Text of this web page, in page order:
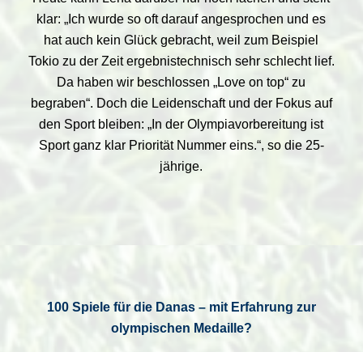
klar: „Ich wurde so oft darauf angesprochen und es
hat auch kein Glück gebracht, weil zum Beispiel
Tokio zu der Zeit ergebnistechnisch sehr schlecht lief.
Da haben wir beschlossen „Love on top“ zu
begraben“. Doch die Leidenschaft und der Fokus auf
den Sport bleiben: „In der Olympiavorbereitung ist
Sport ganz klar Priorität Nummer eins.“, so die 25-
jährige.
100 Spiele für die Danas – mit Erfahrung zur
olympischen Medaille?